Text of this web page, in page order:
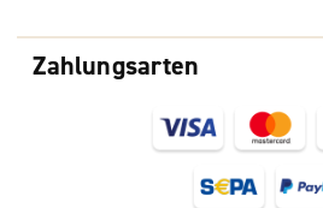
Zahlungsarten